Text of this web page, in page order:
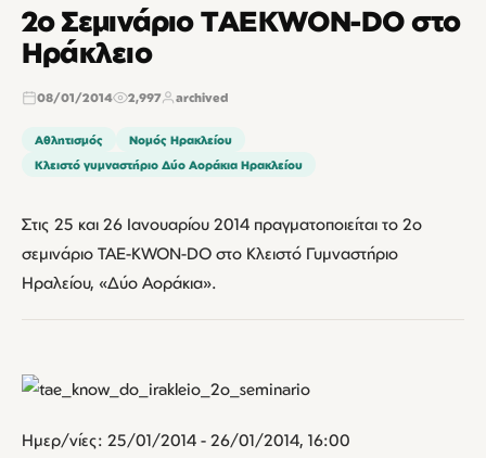
2ο Σεμινάριο TAEKWON-DO στο
Ηράκλειο
08/01/2014 2,997 archived
Αθλητισμός
Νομός Ηρακλείου
Κλειστό γυμναστήριο Δύο Αοράκια Ηρακλείου
Στις 25 και 26 Ιανουαρίου 2014 πραγματοποιείται το 2ο
σεμινάριο TAE-KWON-DO στο Κλειστό Γυμναστήριο
Ηραλείου, «Δύο Αοράκια».
Ημερ/νίες: 25/01/2014 - 26/01/2014, 16:00